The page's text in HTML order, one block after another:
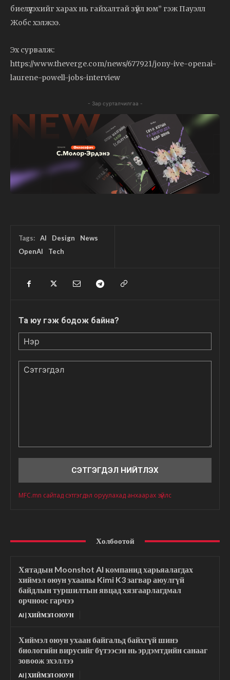
биелүүлэхийг харах нь гайхалтай зүйл юм” гэж Пауэлл
Жобс хэлжээ.
Эх сурвалж:
https://www.theverge.com/news/677921/jony-ive-openai-
laurene-powell-jobs-interview
- Зар сурталчилгаа -
Tags: AI Design
News
OpenAI
Tech
Та юу гэж бодож байна?
MFC.mn сайтад сэтгэгдэл оруулахад анхаарах зүйлс
Холбоотой
Хятадын Moonshot AI компанид харьяалагдах
хиймэл оюун ухааны Kimi K3 загвар аюулгүй
байдлын туршилтын явцад хязгаарлагдмал
орчноос гарчээ
AI | ХИЙМЭЛ ОЮУН
Хиймэл оюун ухаан байгальд байхгүй шинэ
биологийн вирусийг бүтээсэн нь эрдэмтдийн санааг
зовоож эхэллээ
AI | ХИЙМЭЛ ОЮУН